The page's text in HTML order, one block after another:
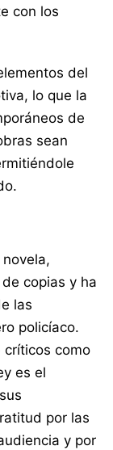
con los
del
lo que la
de
sean
copias y ha
las
policíaco.
como
es el
por las
y por